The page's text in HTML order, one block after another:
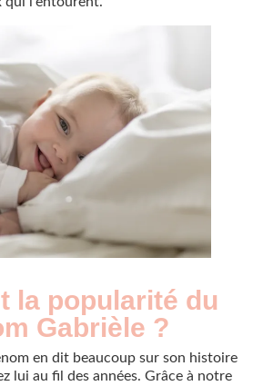
la popularité du
Gabrièle ?
en dit beaucoup sur son histoire
lui au fil des années. Grâce à notre